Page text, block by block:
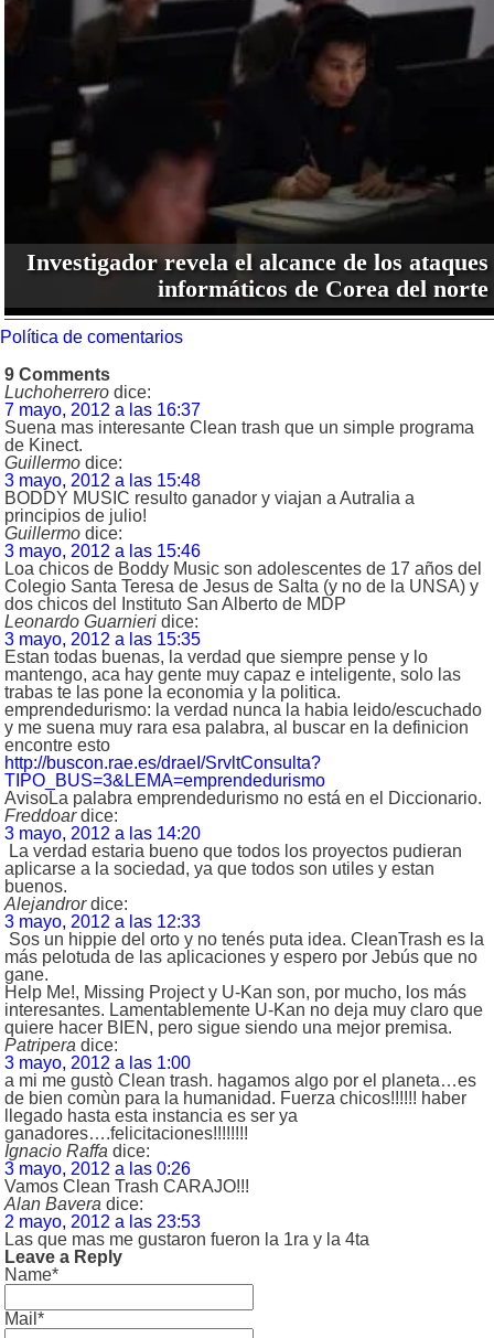
Investigador revela el alcance de los ataques
informáticos de Corea del norte
Política de comentarios
9 Comments
Luchoherrero dice:
7 mayo, 2012 a las 16:37
Suena mas interesante Clean trash que un simple programa
de Kinect.
Guillermo dice:
3 mayo, 2012 a las 15:48
BODDY MUSIC resulto ganador y viajan a Autralia a
principios de julio!
Guillermo dice:
3 mayo, 2012 a las 15:46
Loa chicos de Boddy Music son adolescentes de 17 años del
Colegio Santa Teresa de Jesus de Salta (y no de la UNSA) y
dos chicos del Instituto San Alberto de MDP
Leonardo Guarnieri dice:
3 mayo, 2012 a las 15:35
Estan todas buenas, la verdad que siempre pense y lo
mantengo, aca hay gente muy capaz e inteligente, solo las
trabas te las pone la economia y la politica.
emprendedurismo: la verdad nunca la habia leido/escuchado
y me suena muy rara esa palabra, al buscar en la definicion
encontre esto
http://buscon.rae.es/draeI/SrvltConsulta?
TIPO_BUS=3&LEMA=emprendedurismo
AvisoLa palabra emprendedurismo no está en el Diccionario.
Freddoar dice:
3 mayo, 2012 a las 14:20
La verdad estaria bueno que todos los proyectos pudieran
aplicarse a la sociedad, ya que todos son utiles y estan
buenos.
Alejandror dice:
3 mayo, 2012 a las 12:33
Sos un hippie del orto y no tenés puta idea. CleanTrash es la
más pelotuda de las aplicaciones y espero por Jebús que no
gane.
Help Me!, Missing Project y U-Kan son, por mucho, los más
interesantes. Lamentablemente U-Kan no deja muy claro que
quiere hacer BIEN, pero sigue siendo una mejor premisa.
Patripera dice:
3 mayo, 2012 a las 1:00
a mi me gustò Clean trash. hagamos algo por el planeta…es
de bien comùn para la humanidad. Fuerza chicos!!!!!! haber
llegado hasta esta instancia es ser ya
ganadores….felicitaciones!!!!!!!!
Ignacio Raffa dice:
3 mayo, 2012 a las 0:26
Vamos Clean Trash CARAJO!!!
Alan Bavera dice:
2 mayo, 2012 a las 23:53
Las que mas me gustaron fueron la 1ra y la 4ta
Leave a Reply
Name*
Mail*